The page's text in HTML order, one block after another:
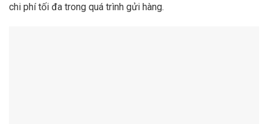
chi phí tối đa trong quá trình gửi hàng.